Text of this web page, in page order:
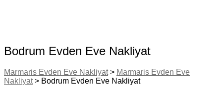
Bodrum Evden Eve Nakliyat
Marmaris Evden Eve Nakliyat> Marmaris Evden Eve
Nakliyat> Bodrum Evden Eve Nakliyat